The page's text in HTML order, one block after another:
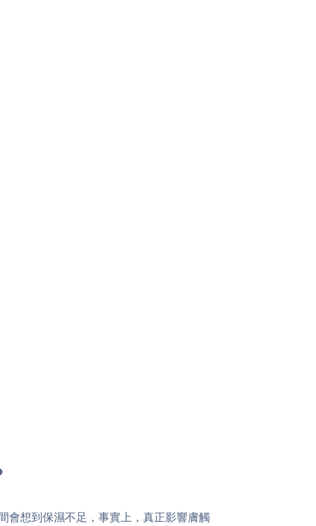
會想到保濕不足，事實上，真正影響膚觸